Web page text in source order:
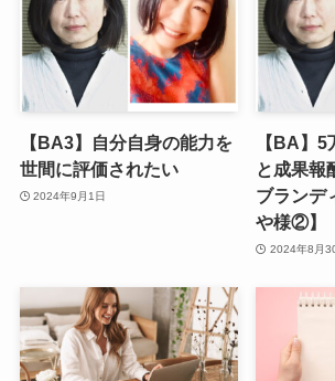
【BA3】自分自身の能力を
世間に評価されたい
2024年9月1日
【BA】
と成果報
ブランデ
や様②】
2024年8月